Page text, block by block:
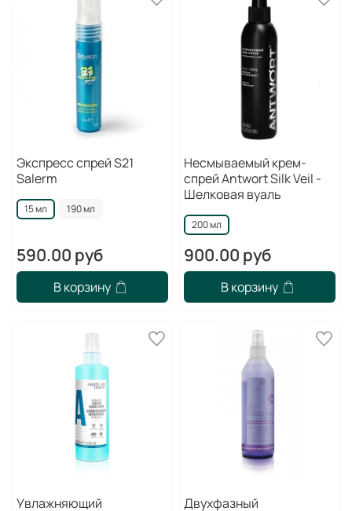
Экспресс спрей S21
Salerm
15 мл 190 мл
590.00 руб
В корзину
Несмываемый крем-
спрей Antwort Silk Veil -
Шелковая вуаль
200 мл
900.00 руб
В корзину
Увлажняющий
Двухфазный